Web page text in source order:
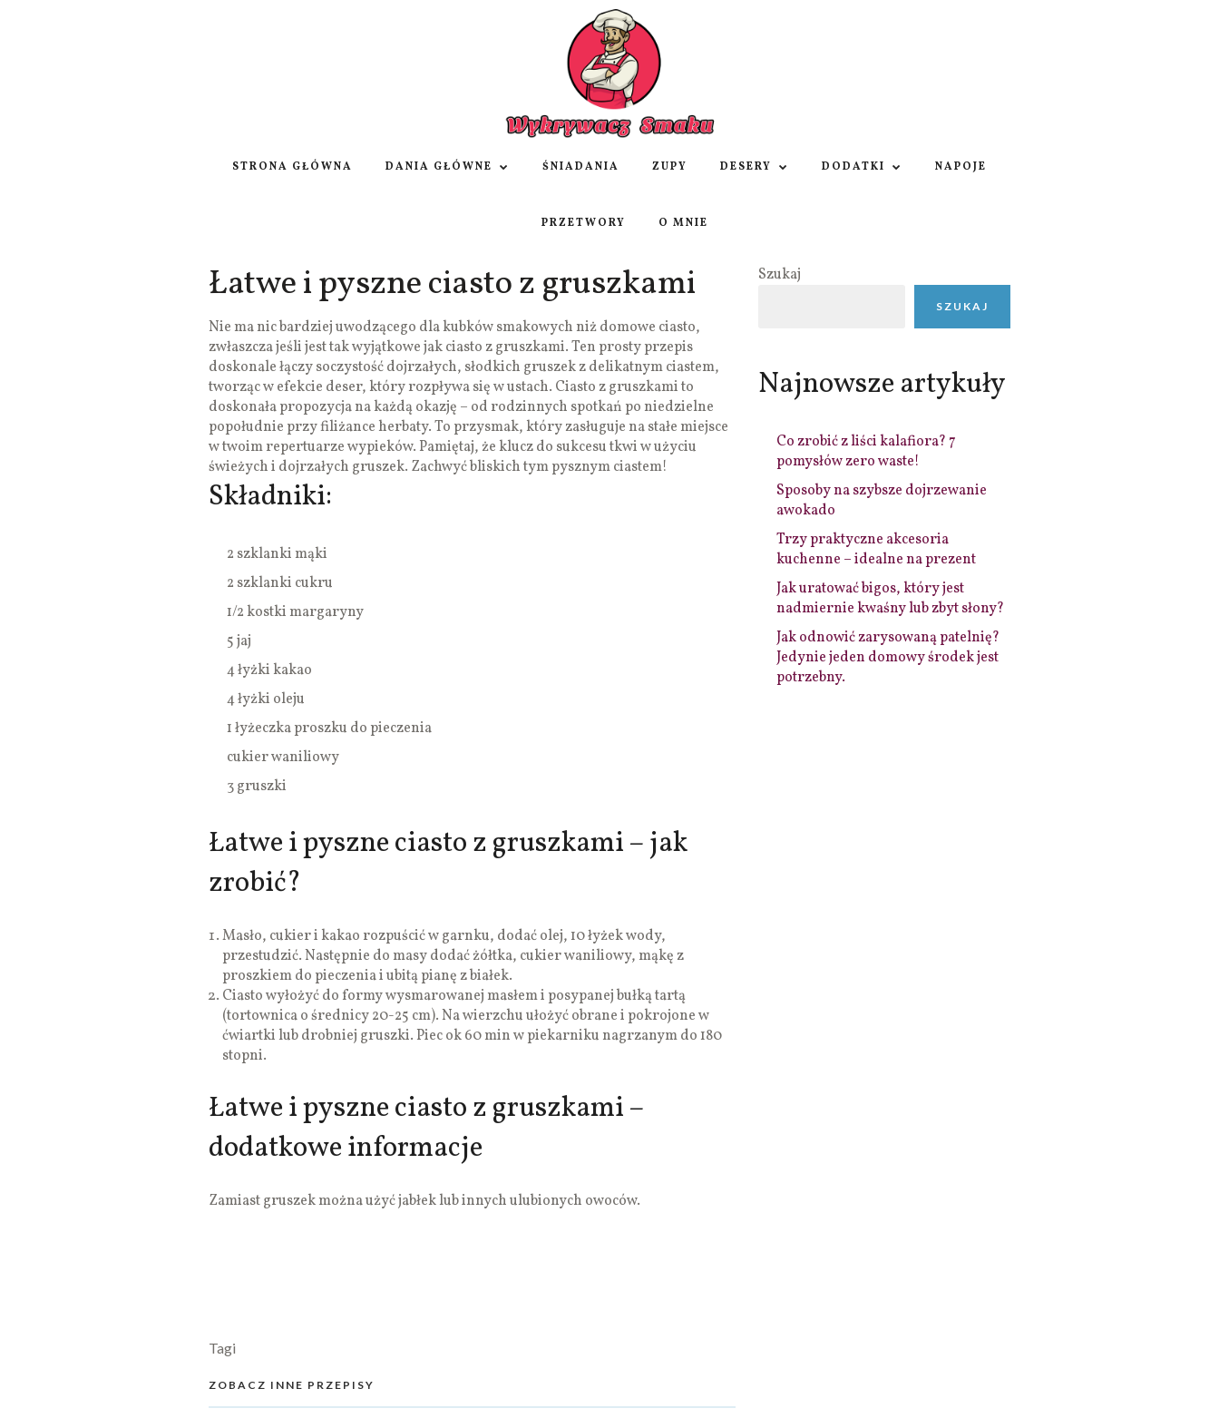
STRONA GŁÓWNA DANIA GŁÓWNE ŚNIADANIA ZUPY DESERY DODATKI NAPOJE
PRZETWORY O MNIE
Łatwe i pyszne ciasto z gruszkami
Nie ma nic bardziej uwodzącego dla kubków smakowych niż domowe ciasto,
zwłaszcza jeśli jest tak wyjątkowe jak ciasto z gruszkami. Ten prosty przepis
doskonale łączy soczystość dojrzałych, słodkich gruszek z delikatnym ciastem,
tworząc w efekcie deser, który rozpływa się w ustach. Ciasto z gruszkami to
doskonała propozycja na każdą okazję – od rodzinnych spotkań po niedzielne
popołudnie przy filiżance herbaty. To przysmak, który zasługuje na stałe miejsce
w twoim repertuarze wypieków. Pamiętaj, że klucz do sukcesu tkwi w użyciu
świeżych i dojrzałych gruszek. Zachwyć bliskich tym pysznym ciastem!
Składniki:
2 szklanki mąki
2 szklanki cukru
1/2 kostki margaryny
5 jaj
4 łyżki kakao
4 łyżki oleju
1 łyżeczka proszku do pieczenia
cukier waniliowy
3 gruszki
Łatwe i pyszne ciasto z gruszkami – jak
zrobić?
Masło, cukier i kakao rozpuścić w garnku, dodać olej, 10 łyżek wody,
przestudzić. Następnie do masy dodać żółtka, cukier waniliowy, mąkę z
proszkiem do pieczenia i ubitą pianę z białek.
Ciasto wyłożyć do formy wysmarowanej masłem i posypanej bułką tartą
(tortownica o średnicy 20-25 cm). Na wierzchu ułożyć obrane i pokrojone w
ćwiartki lub drobniej gruszki. Piec ok 60 min w piekarniku nagrzanym do 180
stopni.
Łatwe i pyszne ciasto z gruszkami –
dodatkowe informacje
Zamiast gruszek można użyć jabłek lub innych ulubionych owoców.
Tagi
ZOBACZ INNE PRZEPISY
Szukaj
SZUKAJ
Najnowsze artykuły
Co zrobić z liści kalafiora? 7
pomysłów zero waste!
Sposoby na szybsze dojrzewanie
awokado
Trzy praktyczne akcesoria
kuchenne – idealne na prezent
Jak uratować bigos, który jest
nadmiernie kwaśny lub zbyt słony?
Jak odnowić zarysowaną patelnię?
Jedynie jeden domowy środek jest
potrzebny.